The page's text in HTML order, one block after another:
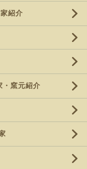
紹介
・窯元紹介